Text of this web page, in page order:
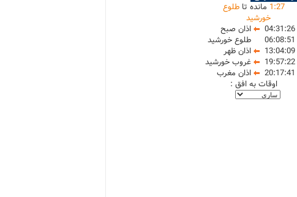
1:27 مانده تاطلوع
خورشید
04:31:26
اذان صبح
06:08:51
طلوع خورشید
13:04:09
اذان ظهر
19:57:22
غروب خورشید
20:17:41
اذان مغرب
اوقات به افق :